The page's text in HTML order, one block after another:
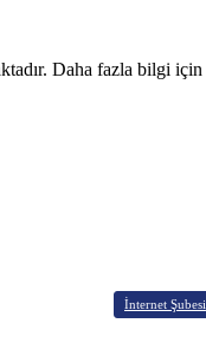
Daha fazla bilgi için
İnternet Şubesi